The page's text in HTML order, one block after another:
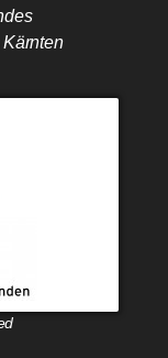
Kärnten